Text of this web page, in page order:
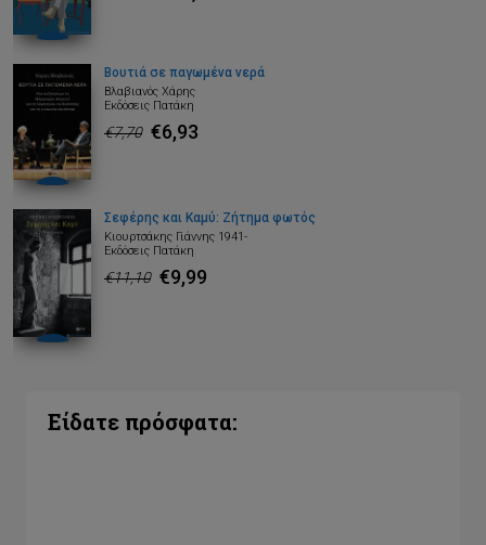
Βουτιά σε παγωμένα νερά
Βλαβιανός Χάρης
Εκδόσεις Πατάκη
€7,70 €6,93
Σεφέρης και Καμύ: Ζήτημα φωτός
Κιουρτσάκης Γιάννης 1941-
Εκδόσεις Πατάκη
€11,10 €9,99
Είδατε πρόσφατα: